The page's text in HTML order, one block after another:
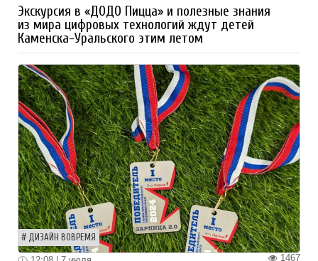
Экскурсия в «ДОДО Пицца» и полезные знания
из мира цифровых технологий ждут детей
Каменска-Уральского этим летом
ДИЗАЙН ВОВРЕМЯ
1467